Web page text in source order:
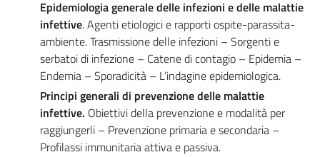
Epidemiologia generale delle infezioni e delle malattie
infettive. Agenti etiologici e rapporti ospite-parassita-
ambiente. Trasmissione delle infezioni – Sorgenti e
serbatoi di infezione – Catene di contagio – Epidemia –
Endemia – Sporadicità – L’indagine epidemiologica.
Principi generali di prevenzione delle malattie
infettive. Obiettivi della prevenzione e modalità per
raggiungerli – Prevenzione primaria e secondaria –
Profilassi immunitaria attiva e passiva.